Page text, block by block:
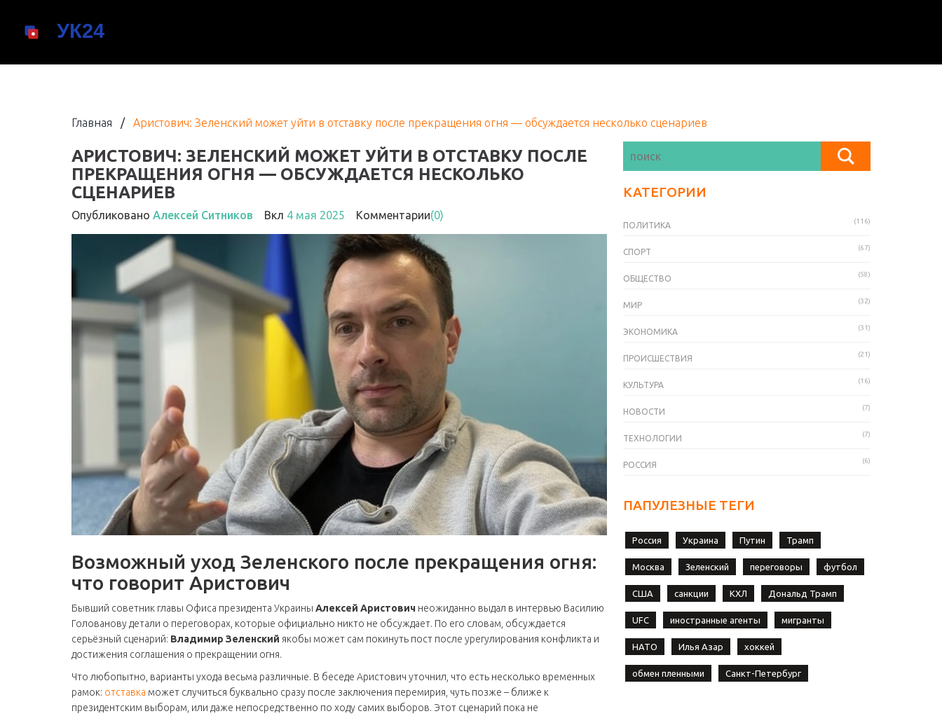
Главная / Аристович: Зеленский может уйти в отставку после прекращения огня — обсуждается несколько сценариев
АРИСТОВИЧ: ЗЕЛЕНСКИЙ МОЖЕТ УЙТИ В ОТСТАВКУ ПОСЛЕ
ПРЕКРАЩЕНИЯ ОГНЯ — ОБСУЖДАЕТСЯ НЕСКОЛЬКО
СЦЕНАРИЕВ
Опубликовано Алексей Ситников Вкл 4 мая 2025 Комментарии(0)
Возможный уход Зеленского после прекращения огня:
что говорит Аристович
Бывший советник главы Офиса президента Украины Алексей Аристович неожиданно выдал в интервью Василию
Голованову детали о переговорах, которые официально никто не обсуждает. По его словам, обсуждается
серьёзный сценарий: Владимир Зеленский якобы может сам покинуть пост после урегулирования конфликта и
достижения соглашения о прекращении огня.
Что любопытно, варианты ухода весьма различные. В беседе Аристович уточнил, что есть несколько временных
рамок: отставка может случиться буквально сразу после заключения перемирия, чуть позже – ближе к
президентским выборам, или даже непосредственно по ходу самих выборов. Этот сценарий пока не
КАТЕГОРИИ
ПОЛИТИКА (116)
СПОРТ (67)
ОБЩЕСТВО (58)
МИР (32)
ЭКОНОМИКА (31)
ПРОИСШЕСТВИЯ (21)
КУЛЬТУРА (16)
НОВОСТИ (7)
ТЕХНОЛОГИИ (7)
РОССИЯ (6)
ПАПУЛЕЗНЫЕ ТЕГИ
Россия Украина Путин Трамп
Москва Зеленский переговоры футбол
США санкции КХЛ Дональд Трамп
UFC иностранные агенты мигранты
НАТО Илья Азар хоккей
обмен пленными Санкт-Петербург